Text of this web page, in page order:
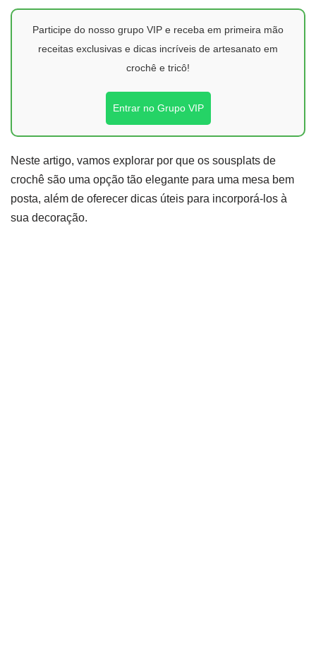
Participe do nosso grupo VIP e receba em primeira mão
receitas exclusivas e dicas incríveis de artesanato em
crochê e tricô!
Entrar no Grupo VIP
Neste artigo, vamos explorar por que os sousplats de
crochê são uma opção tão elegante para uma mesa bem
posta, além de oferecer dicas úteis para incorporá-los à
sua decoração.